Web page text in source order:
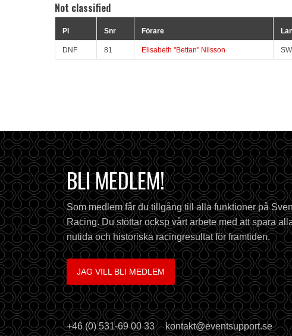
Not classified
Pl Snr Förare
DNF 81 Elisabeth "Bettan" Nilsson
BLI MEDLEM!
Som medlem får du tillgång till alla funktioner på
Racing. Du stöttar ocksp vårt arbete med att spara
nutida och historiska racingresultat för framtiden.
JAG VILL BLI MEDLEM
+46 (0) 531-69 00 33 kontakt@eventsupport.se